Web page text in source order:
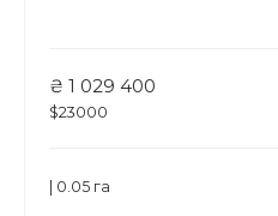
₴ 1 029 400
$23000
| 0.05 га